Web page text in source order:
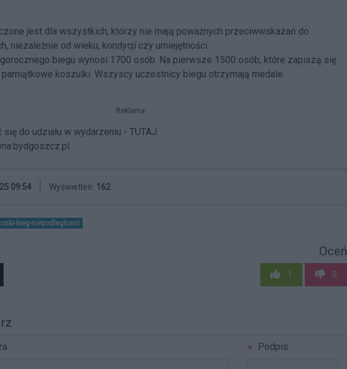
jest dla wszystkich, którzy nie mają poważnych przeciwwskazań do
niezależnie od wieku, kondycji czy umiejętności.
biegu wynosi 1700 osób. Na pierwsze 1500 osób, które zapiszą się
koszulki. Wszyscy uczestnicy biegu otrzymają medale.
Reklama
do udziału w wydarzeniu - TUTAJ.
09:54 Wyświetleń: 162
bieg-niepodleglosci
Oceń
1 0
Podpis